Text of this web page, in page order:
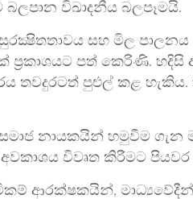
විඛාදනීය බලපෑමයි.
සුරක්‍ෂිතතාවය සහ මිල
ප්‍රකාශයට පත් කෙරිණි. හදිසි
තවදුරටත් පුළුල් කළ
සමාජ නායකයින් හමුවීම
අවකාශය විවෘත කිරීමට
ආරක්ෂකයින්,